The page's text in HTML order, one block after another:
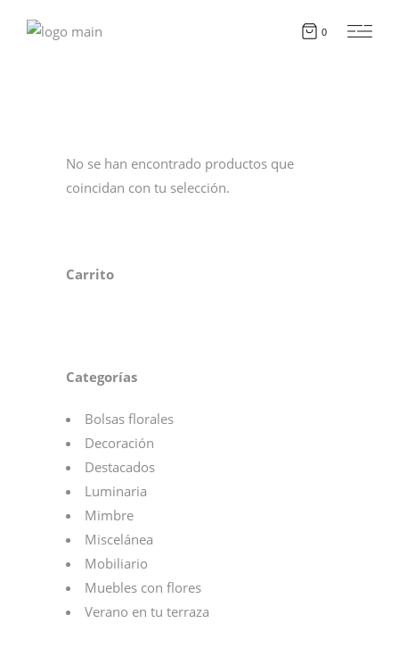
0
No se han encontrado productos que
coincidan con tu selección.
Carrito
Categorías
Bolsas florales
Decoración
Destacados
Luminaria
Mimbre
Miscelánea
Mobiliario
Muebles con flores
Verano en tu terraza